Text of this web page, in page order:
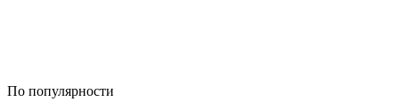
По популярности